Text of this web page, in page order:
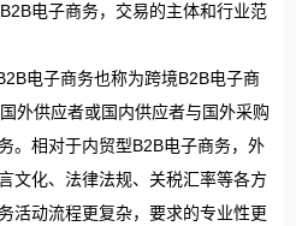
电子商务，交易的主体和行业范
电子商务也称为跨境B2B电子商
外供应者或国内供应者与国外采购
。相对于内贸型B2B电子商务，外
文化、法律法规、关税汇率等各方
活动流程更复杂，要求的专业性更